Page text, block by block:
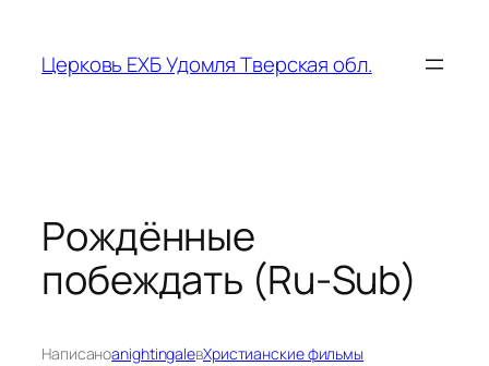
содержимому
Церковь ЕХБ Удомля Тверская обл.
Рождённые
побеждать (Ru-Sub)
НаписаноanightingaleвХристианские фильмы